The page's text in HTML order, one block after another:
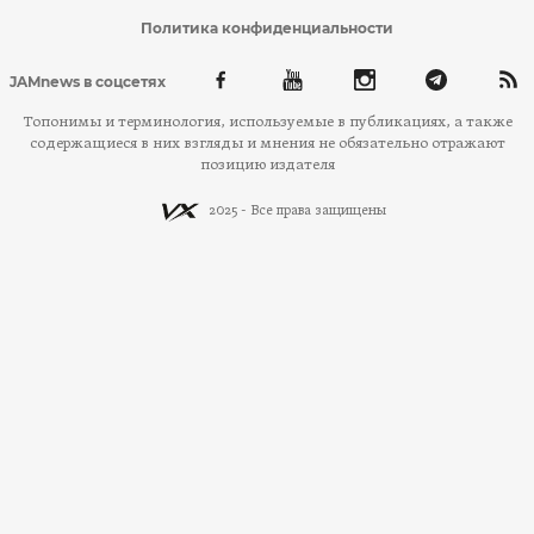
Политика конфиденциальности
JAMnews в соцсетях
Топонимы и терминология, используемые в публикациях, а также
содержащиеся в них взгляды и мнения не обязательно отражают
позицию издателя
2025 - Все права защищены